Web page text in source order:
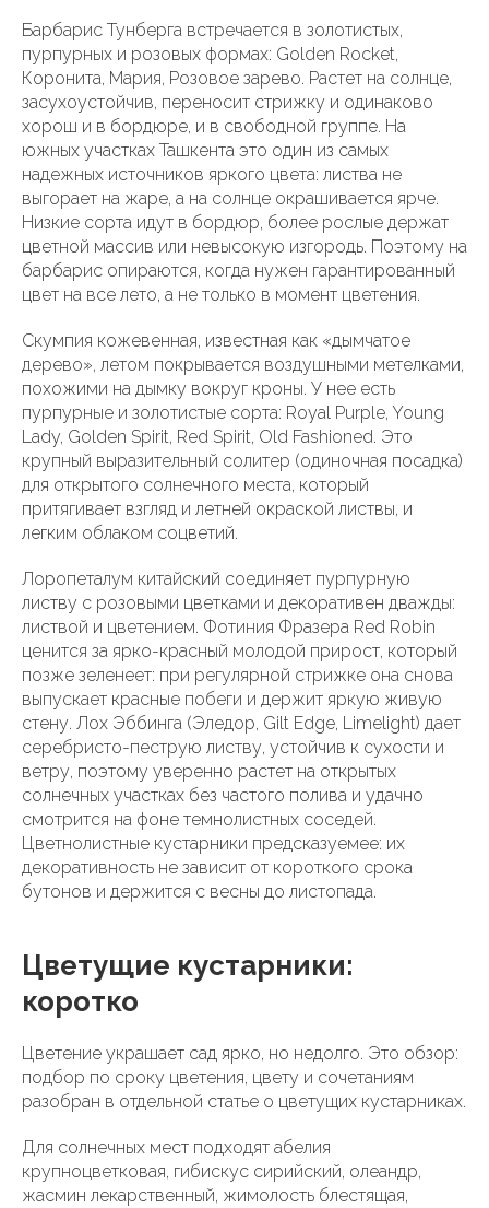
Барбарис Тунберга встречается в золотистых,
пурпурных и розовых формах: Golden Rocket,
Коронита, Мария, Розовое зарево. Растет на солнце,
засухоустойчив, переносит стрижку и одинаково
хорош и в бордюре, и в свободной группе. На
южных участках Ташкента это один из самых
надежных источников яркого цвета: листва не
выгорает на жаре, а на солнце окрашивается ярче.
Низкие сорта идут в бордюр, более рослые держат
цветной массив или невысокую изгородь. Поэтому на
барбарис опираются, когда нужен гарантированный
цвет на все лето, а не только в момент цветения.
Скумпия кожевенная, известная как «дымчатое
дерево», летом покрывается воздушными метелками,
похожими на дымку вокруг кроны. У нее есть
пурпурные и золотистые сорта: Royal Purple, Young
Lady, Golden Spirit, Red Spirit, Old Fashioned. Это
крупный выразительный солитер (одиночная посадка)
для открытого солнечного места, который
притягивает взгляд и летней окраской листвы, и
легким облаком соцветий.
Лоропеталум китайский соединяет пурпурную
листву с розовыми цветками и декоративен дважды:
листвой и цветением. Фотиния Фразера Red Robin
ценится за ярко-красный молодой прирост, который
позже зеленеет: при регулярной стрижке она снова
выпускает красные побеги и держит яркую живую
стену. Лох Эббинга (Эледор, Gilt Edge, Limelight) дает
серебристо-пеструю листву, устойчив к сухости и
ветру, поэтому уверенно растет на открытых
солнечных участках без частого полива и удачно
смотрится на фоне темнолистных соседей.
Цветнолистные кустарники предсказуемее: их
декоративность не зависит от короткого срока
бутонов и держится с весны до листопада.
Цветущие кустарники:
коротко
Цветение украшает сад ярко, но недолго. Это обзор:
подбор по сроку цветения, цвету и сочетаниям
разобран в отдельной статье о цветущих кустарниках.
Для солнечных мест подходят абелия
крупноцветковая, гибискус сирийский, олеандр,
жасмин лекарственный, жимолость блестящая,